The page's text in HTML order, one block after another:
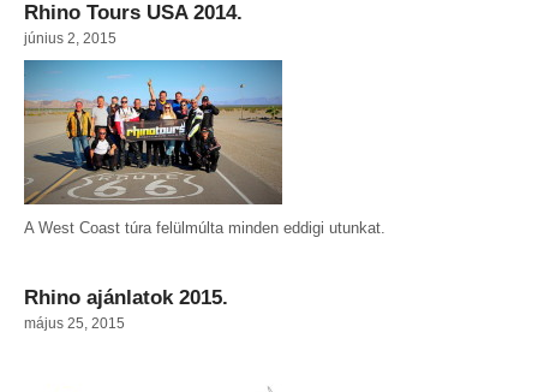
Rhino Tours USA 2014.
június 2, 2015
A West Coast túra felülmúlta minden eddigi utunkat.
Rhino ajánlatok 2015.
május 25, 2015